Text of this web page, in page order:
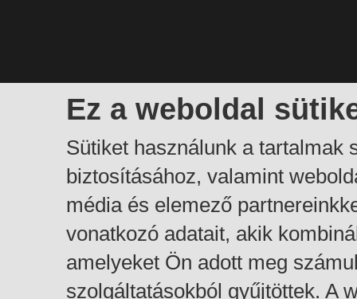
Ez a weboldal
Sütiket használunk a tartalmak
biztosításához, valamint
média és elemező
vonatkozó adatait, akik
amelyeket Ön adott meg
szolgáltatásokból gyűjtöttek. A